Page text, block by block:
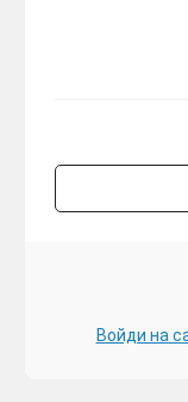
Войди на